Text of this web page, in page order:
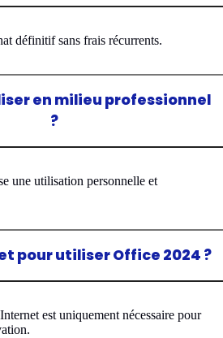
définitif sans frais récurrents.
en milieu professionnel
?
une utilisation personnelle et
pour utiliser Office 2024 ?
est uniquement nécessaire pour